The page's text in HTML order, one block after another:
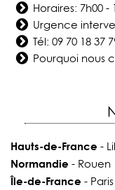
Horaires: 7h00 -
Urgence
Tél:09 70 18 37
Pourquoi nous
Hauts-de-France -
Normandie - Rouen
Île-de-France - Paris